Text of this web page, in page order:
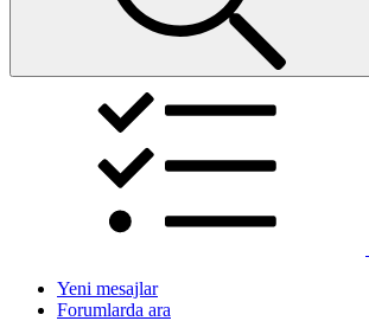
Yeni mesajlar
Forumlarda ara